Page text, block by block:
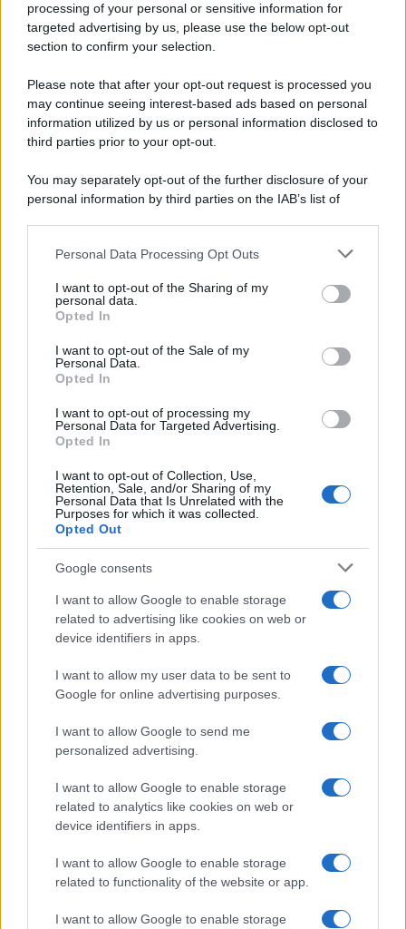
processing of your personal or sensitive information for
targeted advertising by us, please use the below opt-out
section to confirm your selection.
Please note that after your opt-out request is processed you
may continue seeing interest-based ads based on personal
information utilized by us or personal information disclosed to
third parties prior to your opt-out.
You may separately opt-out of the further disclosure of your
personal information by third parties on the IAB’s list of
This information may also be disclosed by us to third parties
disclose it to other third parties.
Please note that this website/app uses one or more Google
services and may gather and store information including but
not limited to your visit or usage behaviour. You may click to
grant or deny consent to Google and its third-party tags to
consent section.
Personal Data Processing Opt Outs
I want to opt-out of the Sharing of my
personal data.
Opted In
I want to opt-out of the Sale of my
Personal Data.
Opted In
I want to opt-out of processing my
Personal Data for Targeted Advertising.
Opted In
I want to opt-out of Collection, Use,
Retention, Sale, and/or Sharing of my
Personal Data that Is Unrelated with the
Purposes for which it was collected.
Opted Out
Google consents
I want to allow Google to enable storage
related to advertising like cookies on web or
device identifiers in apps.
I want to allow my user data to be sent to
Google for online advertising purposes.
I want to allow Google to send me
personalized advertising.
I want to allow Google to enable storage
related to analytics like cookies on web or
device identifiers in apps.
I want to allow Google to enable storage
related to functionality of the website or app.
I want to allow Google to enable storage
Hig Tech Mag
Scoop Mag
Motors Magazine 365
Day Travel 365
Home Magazine 365
SecondHomeMagazine
InvestirMag
Germania
UK
News Hub UK
Lgbtq News
Investeren 24
NL Newz